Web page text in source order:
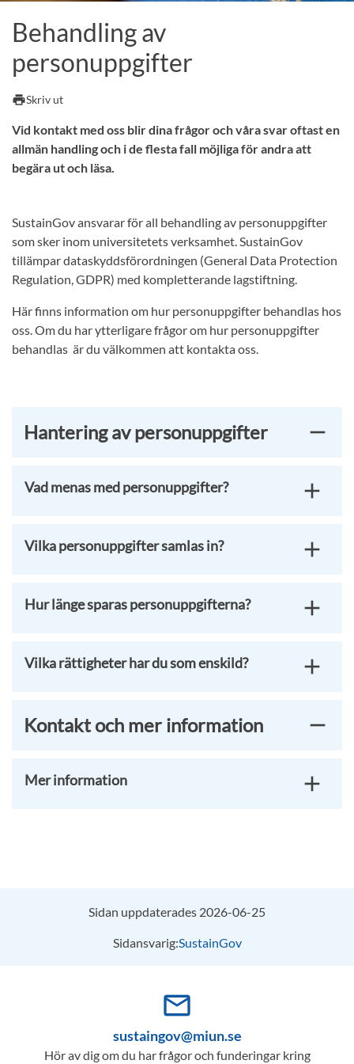
Behandling av
personuppgifter
printSkriv ut
Vid kontakt med oss blir dina frågor och våra svar oftast en
allmän handling och i de flesta fall möjliga för andra att
begära ut och läsa.
SustainGov ansvarar för all behandling av personuppgifter
som sker inom universitetets verksamhet. SustainGov
tillämpar dataskyddsförordningen (General Data Protection
Regulation, GDPR) med kompletterande lagstiftning.
Här finns information om hur personuppgifter behandlas hos
oss. Om du har ytterligare frågor om hur personuppgifter
behandlas är du välkommen att kontakta oss.
Hantering av personuppgifter
Vad menas med personuppgifter?
Vilka personuppgifter samlas in?
Hur länge sparas personuppgifterna?
Vilka rättigheter har du som enskild?
Kontakt och mer information
Mer information
Sidan uppdaterades 2026-06-25
Sidansvarig:SustainGov
mail_outline
sustaingov@miun.se
Hör av dig om du har frågor och funderingar kring